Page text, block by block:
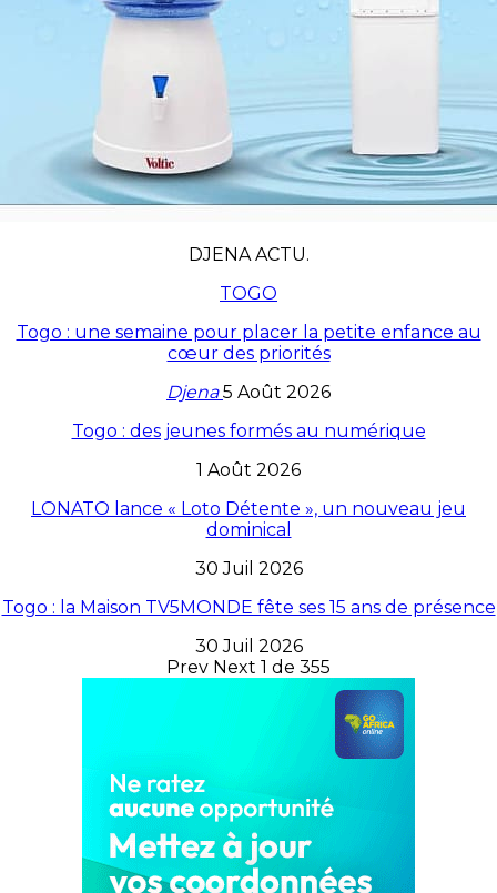
DJENA ACTU.
TOGO
Togo : une semaine pour placer la petite enfance au
cœur des priorités
Djena5 Août 2026
Togo : des jeunes formés au numérique
1 Août 2026
LONATO lance « Loto Détente », un nouveau jeu
dominical
30 Juil 2026
Togo : la Maison TV5MONDE fête ses 15 ans de présence
30 Juil 2026
Prev Next 1 de 355